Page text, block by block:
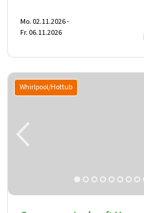
Mo. 02.11.2026 -
Fr. 06.11.2026
Whirlpool/Hottub